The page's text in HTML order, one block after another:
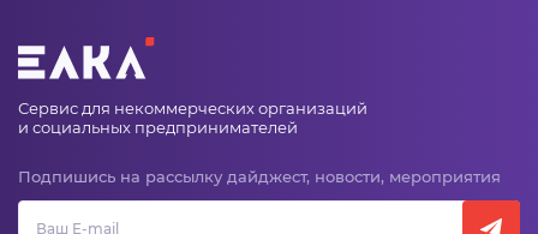
Сервис для некоммерческих организаций
и социальных предпринимателей
Подпишись на рассылку дайджест, новости, мероприятия